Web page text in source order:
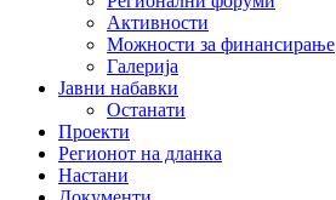
Активности
Можности за финансирање
Галерија
Јавни набавки
Останати
Проекти
Регионот на дланка
Настани